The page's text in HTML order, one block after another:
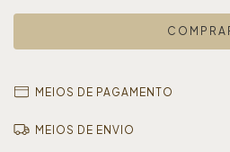
MEIOS DE PAGAMENTO
MEIOS DE ENVIO